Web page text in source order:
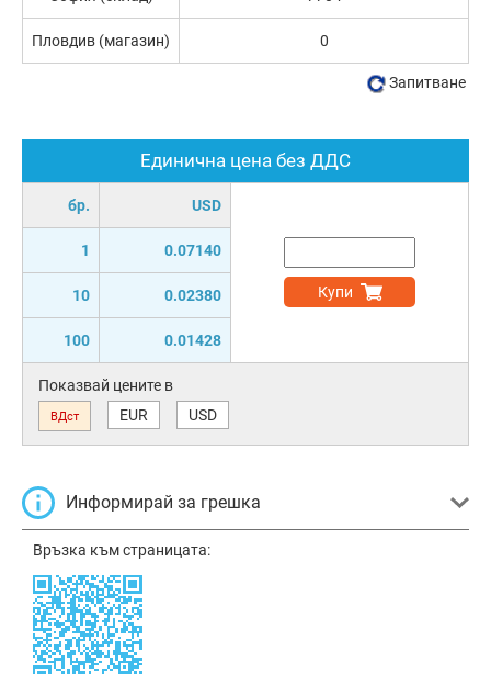
Единична цена без ДДС
бр. USD
1 0.07140
10 0.02380
100 0.01428
Купи
Показвай цените в
ВДст EUR USD
Информирай за грешка
Връзка към страницата:
Пловдив (магазин) 0
Запитване